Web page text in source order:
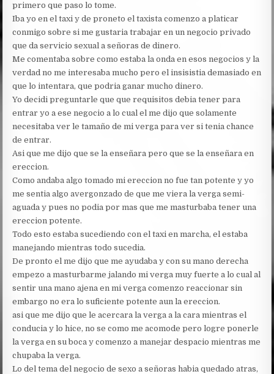
primero que paso lo tome.
Iba yo en el taxi y de proneto el taxista comenzo a platicar
conmigo sobre si me gustaria trabajar en un negocio privado
que da servicio sexual a señoras de dinero.
Me comentaba sobre como estaba la onda en esos negocios y la
verdad no me interesaba mucho pero el insisistia demasiado en
que lo intentara, que podria ganar mucho dinero.
Yo decidi preguntarle que que requisitos debia tener para
entrar yo a ese negocio a lo cual el me dijo que solamente
necesitaba ver le tamaño de mi verga para ver si tenia chance
de entrar.
Asi que me dijo que se la enseñara pero que se la enseñara en
ereccion.
Como andaba algo tomado mi ereccion no fue tan potente y yo
me sentia algo avergonzado de que me viera la verga semi-
aguada y pues no podia por mas que me masturbaba tener una
ereccion potente.
Todo esto estaba sucediendo con el taxi en marcha, el estaba
manejando mientras todo sucedia.
De pronto el me dijo que me ayudaba y con su mano derecha
empezo a masturbarme jalando mi verga muy fuerte a lo cual al
sentir una mano ajena en mi verga comenzo reaccionar sin
embargo no era lo suficiente potente aun la ereccion.
asi que me dijo que le acercara la verga a la cara mientras el
conducia y lo hice, no se como me acomode pero logre ponerle
la verga en su boca y comenzo a manejar despacio mientras me
chupaba la verga.
Lo del tema del negocio de sexo a señoras habia quedado atras,